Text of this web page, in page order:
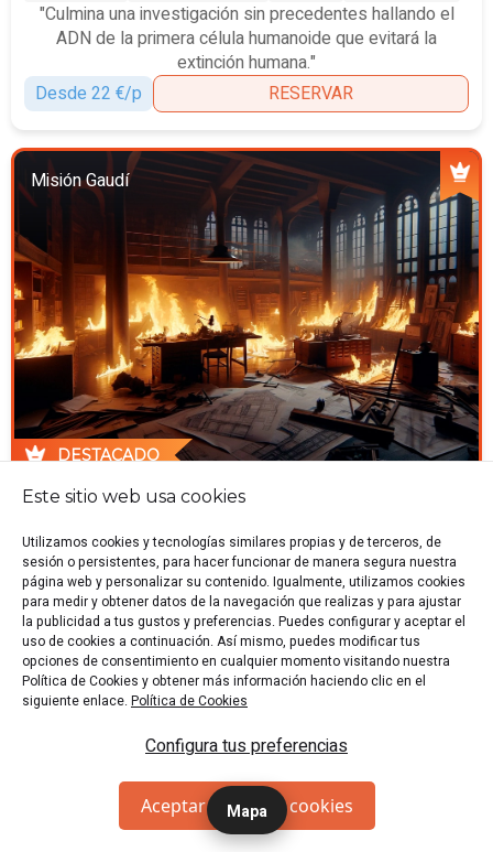
"Culmina una investigación sin precedentes hallando el
ADN de la primera célula humanoide que evitará la
extinción humana."
Desde 22 €/p
RESERVAR
Misión Gaudí
DESTACADO
"Salva los planos de la Sagrada Familia del taller en
llamas de Gaudí y sal de ahí antes de que todo se
queme a causa del horrible incendio."
Desde 21 €/p
RESERVAR
Game-On
Mapa
Este sitio web usa cookies
Utilizamos cookies y tecnologías similares propias y de terceros, de
sesión o persistentes, para hacer funcionar de manera segura nuestra
página web y personalizar su contenido. Igualmente, utilizamos cookies
para medir y obtener datos de la navegación que realizas y para ajustar
la publicidad a tus gustos y preferencias. Puedes configurar y aceptar el
uso de cookies a continuación. Así mismo, puedes modificar tus
opciones de consentimiento en cualquier momento visitando nuestra
Política de Cookies y obtener más información haciendo clic en el
siguiente enlace. Política de Cookies
Configura tus preferencias
Aceptar todas las cookies